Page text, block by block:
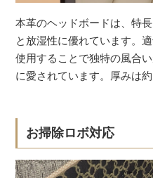
本革のヘッドボードは、特
と放湿性に優れています。
使用することで独特の風合
に愛されています。厚みは約
お掃除ロボ対応